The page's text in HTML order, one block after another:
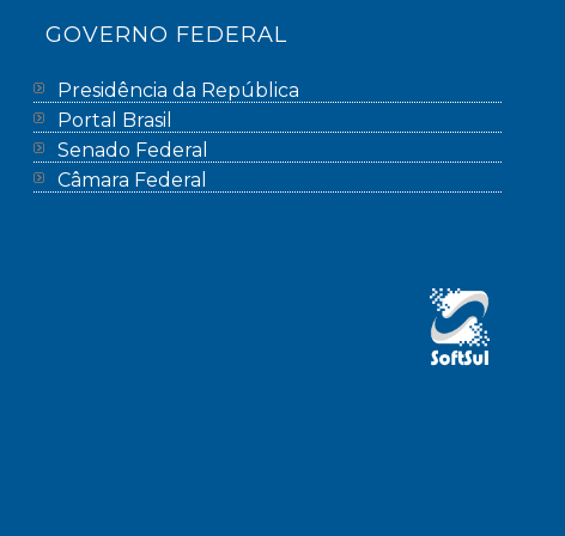
GOVERNO FEDERAL
Presidência da República
Portal Brasil
Senado Federal
Câmara Federal